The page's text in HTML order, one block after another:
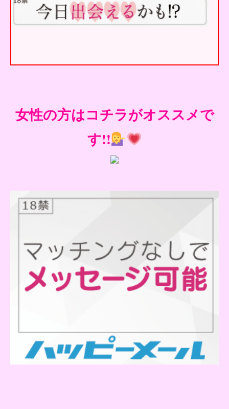
女性の方はコチラがオススメで
す!!